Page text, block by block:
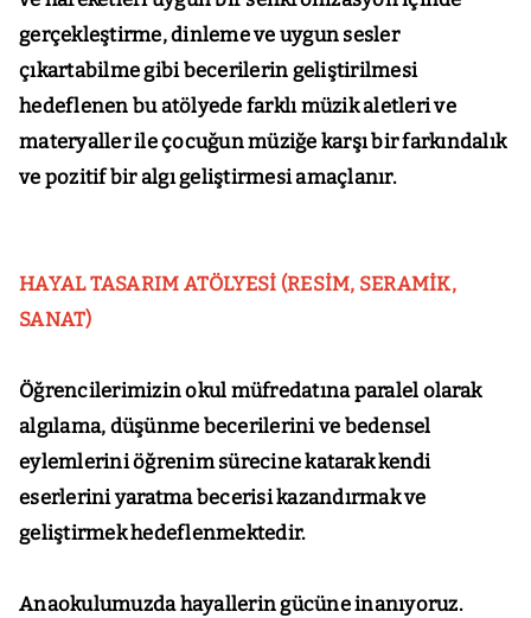
gerçekleştirme, dinleme ve uygun sesler
çıkartabilme gibi becerilerin geliştirilmesi
hedeflenen bu atölyede farklı müzik aletleri ve
materyaller ile çocuğun müziğe karşı bir farkındalık
ve pozitif bir algı geliştirmesi amaçlanır.
HAYAL TASARIM ATÖLYESİ (RESİM, SERAMİK,
SANAT)
Öğrencilerimizin okul müfredatına paralel olarak
algılama, düşünme becerilerini ve bedensel
eylemlerini öğrenim sürecine katarak kendi
eserlerini yaratma becerisi kazandırmak ve
geliştirmek hedeflenmektedir.
Anaokulumuzda hayallerin gücüne inanıyoruz.